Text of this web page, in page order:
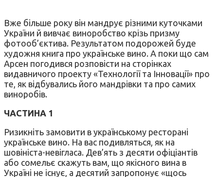
Вже більше року він мандрує різними куточками
України й вивчає виноробство крізь призму
фотооб’єктива. Результатом подорожей буде
художня книга про українське вино. А поки що сам
Арсен погодився розповісти на сторінках
видавничого проекту «Технології та Інновації» про
те, як відбувались його мандрівки та про самих
виноробів.
ЧАСТИНА 1
Ризикніть замовити в українському ресторані
українське вино. На вас подивляться, як на
шовініста-невігласа. Дев’ять з десяти офіціантів
або сомельє скажуть вам, що якісного вина в
Україні не існує, а десятий запропонує «щось